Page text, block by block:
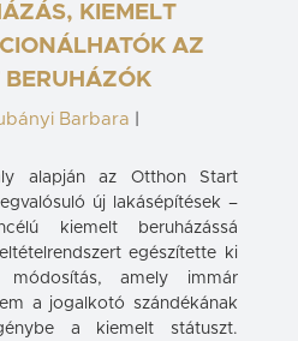
KIEMELT
AZ
Barbara
alapján az Otthon Start
új lakásépítések –
kiemelt beruházássá
egészítette ki
amely immár
a jogalkotó szándékának
a kiemelt státuszt.